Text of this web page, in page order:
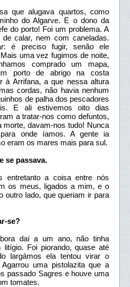
que alugava quartos, como
do Algarve. E o dono da
do porto! Foi um problema. A
calar, nem com caneladas.
é preciso fugir, senão ele
uma vez fugimos de noite,
comprado um mapa,
porto de abrigo na costa
à Arrifana, a que nessa altura
cordas, não havia nenhum
de palha dos pescadores
E ali estivemos oito dias
a tratar-nos como defuntos,
morte, davam-nos tudo! Nunca
onde íamos. A gente ia
eram os mares mais para sul.
se passava.
entretanto a coisa entre nós
os meus, ligados a mim, e o
outro lado, que queriam ir para
se?
daí a um ano, não tinha
litígio. Foi piorando, quase até
largámos ela tentou virar o
uma pistolazita que a
passado Sagres e houve uma
tomates.